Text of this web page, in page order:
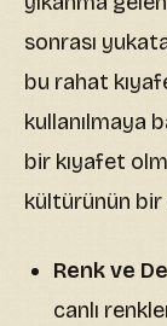
sonrası
bu rahat
kullanılmaya
bir kıyafet
kültürünün
Renk ve
canlı